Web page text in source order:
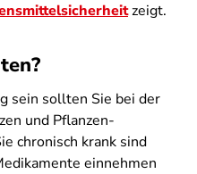
zeigt.
sein sollten Sie bei der
und Pflanzen­
chronisch krank sind
einnehmen